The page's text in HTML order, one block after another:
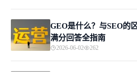
GEO是什么？与SEO
满分回答全指南
2026-06-02 262